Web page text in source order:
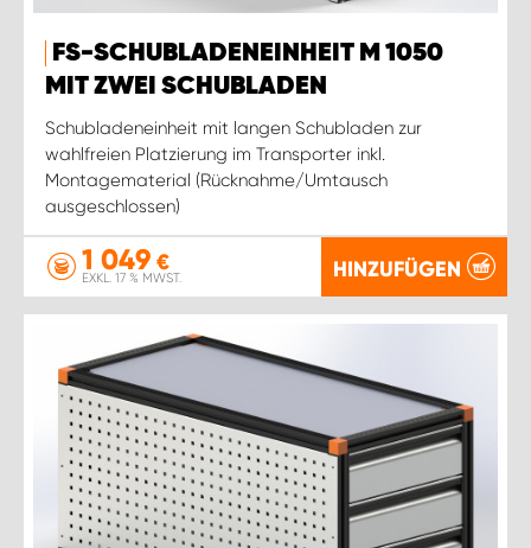
FS-SCHUBLADENEINHEIT M 1050
MIT ZWEI SCHUBLADEN
Schubladeneinheit mit langen Schubladen zur
wahlfreien Platzierung im Transporter inkl.
Montagematerial (Rücknahme/Umtausch
ausgeschlossen)
1 049 €
EXKL. 17 % MWST. HINZUFÜGEN